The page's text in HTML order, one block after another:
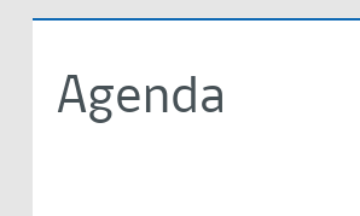
Agenda